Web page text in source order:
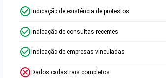
Indicação de existência de protestos
Indicação de consultas recentes
Indicação de empresas vinculadas
Dados cadastrais completos